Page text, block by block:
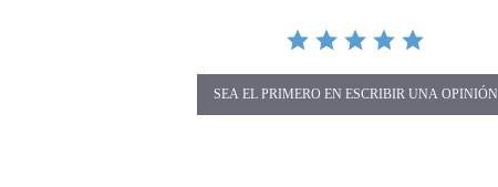
SEA EL PRIMERO EN ESCRIBIR UNA OPINIÓN